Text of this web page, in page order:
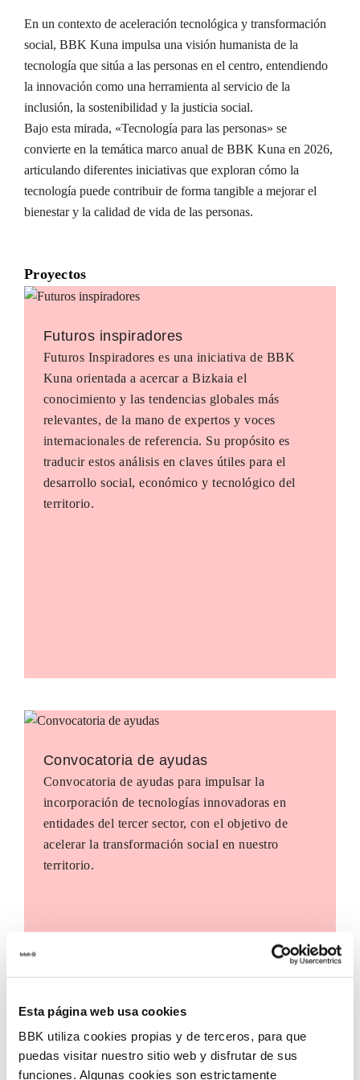
Esta página web usa cookies
BBK utiliza cookies propias y de terceros, para que
puedas visitar nuestro sitio web y disfrutar de sus
funciones. Algunas cookies son estrictamente
En un contexto de aceleración tecnológica y transformación
social, BBK Kuna impulsa una visión humanista de la
tecnología que sitúa a las personas en el centro, entendiendo
la innovación como una herramienta al servicio de la
inclusión, la sostenibilidad y la justicia social.
Bajo esta mirada, «Tecnología para las personas» se
convierte en la temática marco anual de BBK Kuna en 2026,
articulando diferentes iniciativas que exploran cómo la
tecnología puede contribuir de forma tangible a mejorar el
bienestar y la calidad de vida de las personas.
Proyectos
Futuros inspiradores
Futuros Inspiradores es una iniciativa de BBK
Kuna orientada a acercar a Bizkaia el
conocimiento y las tendencias globales más
relevantes, de la mano de expertos y voces
internacionales de referencia. Su propósito es
traducir estos análisis en claves útiles para el
desarrollo social, económico y tecnológico del
territorio.
Convocatoria de ayudas
Convocatoria de ayudas para impulsar la
incorporación de tecnologías innovadoras en
entidades del tercer sector, con el objetivo de
acelerar la transformación social en nuestro
territorio.